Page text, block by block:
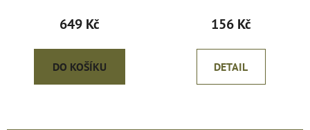
649 Kč
DO KOŠÍKU
156 Kč
DETAIL